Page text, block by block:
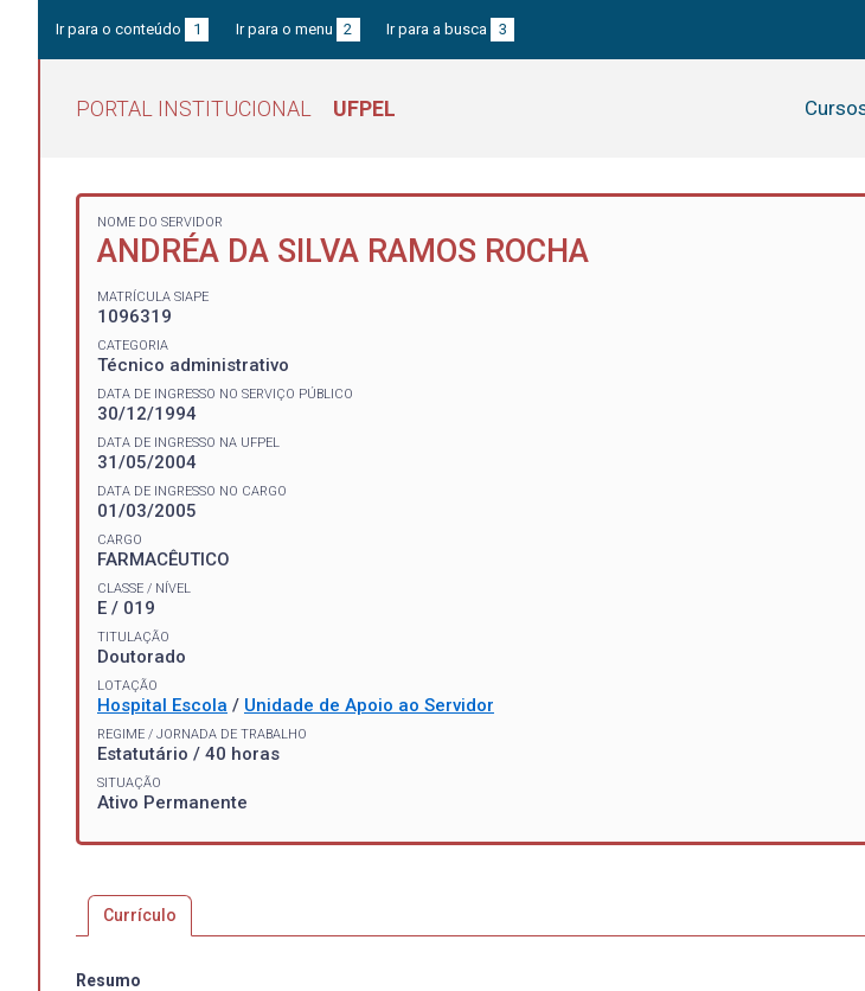
Ir para o conteúdo 1 Ir para o menu 2 Ir para a busca 3
PORTAL INSTITUCIONAL UFPEL
NOME DO SERVIDOR
ANDRÉA DA SILVA RAMOS ROCHA
MATRÍCULA SIAPE
1096319
CATEGORIA
Técnico administrativo
DATA DE INGRESSO NO SERVIÇO PÚBLICO
30/12/1994
DATA DE INGRESSO NA UFPEL
31/05/2004
DATA DE INGRESSO NO CARGO
01/03/2005
CARGO
FARMACÊUTICO
CLASSE / NÍVEL
E / 019
TITULAÇÃO
Doutorado
LOTAÇÃO
Hospital Escola / Unidade de Apoio ao Servidor
REGIME / JORNADA DE TRABALHO
Estatutário / 40 horas
SITUAÇÃO
Ativo Permanente
Currículo
Resumo